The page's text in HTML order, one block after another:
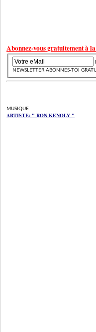
Abonnez-vous gratuitement à
NEWSLETTER ABONNES-TOI
MUSIQUE
ARTISTE: " RON KENOLY "